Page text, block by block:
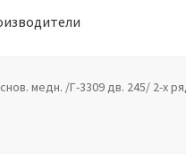
обработки
медн. /Г-3309 дв. 245/ 2-х